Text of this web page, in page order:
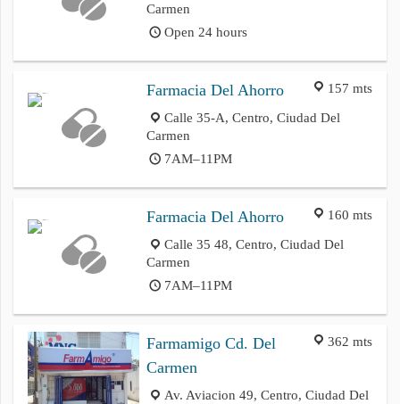
Carmen
Open 24 hours
157 mts
Farmacia Del Ahorro
Calle 35-A, Centro, Ciudad Del
Carmen
7AM–11PM
160 mts
Farmacia Del Ahorro
Calle 35 48, Centro, Ciudad Del
Carmen
7AM–11PM
362 mts
Farmamigo Cd. Del
Carmen
Av. Aviacion 49, Centro, Ciudad Del